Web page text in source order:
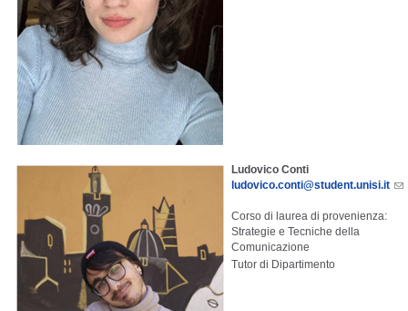
Ludovico Conti
ludovico.conti@student.unisi.it
Corso di laurea di provenienza:
Strategie e Tecniche della
Comunicazione
Tutor di Dipartimento